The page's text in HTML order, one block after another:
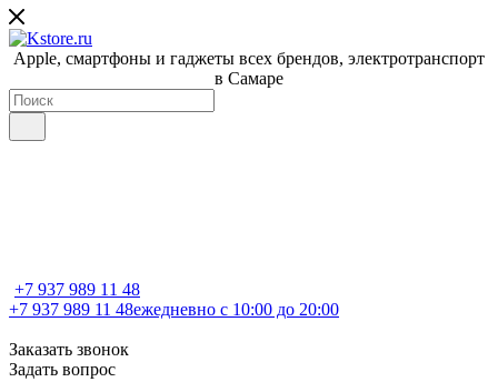
Apple, cмартфоны и гаджеты всех брендов, электротранспорт
в Самаре
+7 937 989 11 48
+7 937 989 11 48ежедневно с 10:00 до 20:00
Заказать звонок
Задать вопрос